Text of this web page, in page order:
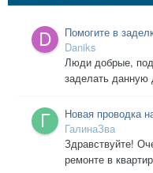
Помогите в
Daniks
Люди добрые,
заделать
Новая проводка
ГалинаЗва
Здравствуйте!
ремонте в